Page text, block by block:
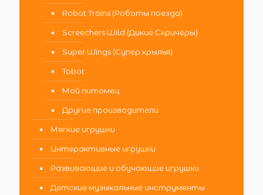
Robot Trains (Роботы поезда)
Screechers Wild (Дикие Скричеры)
Super Wings (Супер крылья)
Tobot
Мой питомец
Другие производители
Мягкие игрушки
Интерактивные игрушки
Развивающие и обучающие игрушки
Детские музыкальные инструменты